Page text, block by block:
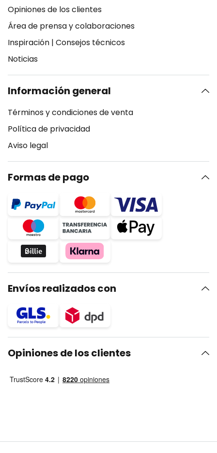
Opiniones de los clientes
Área de prensa y colaboraciones
Inspiración | Consejos técnicos
Noticias
Información general
Términos y condiciones de venta
Política de privacidad
Aviso legal
Formas de pago
Envíos realizados con
Opiniones de los clientes